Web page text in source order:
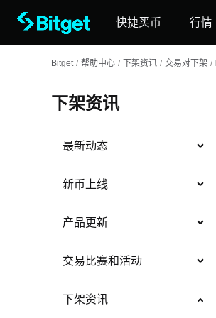
快捷买币 行情
Bitget / 帮助中心 / 下架资讯 / 交易对下架 /
下架资讯
最新动态
新币上线
产品更新
交易比赛和活动
下架资讯